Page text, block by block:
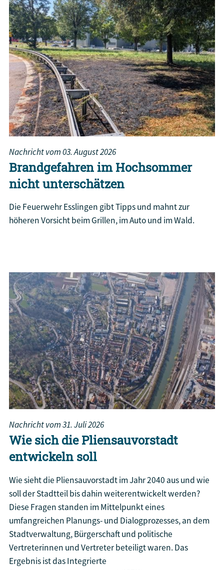
Nachricht vom03. August 2026
Brandgefahren im Hochsommer
nicht unterschätzen
Die Feuerwehr Esslingen gibt Tipps und mahnt zur
höheren Vorsicht beim Grillen, im Auto und im Wald.
Nachricht vom31. Juli 2026
Wie sich die Pliensauvorstadt
entwickeln soll
Wie sieht die Pliensauvorstadt im Jahr 2040 aus und wie
soll der Stadtteil bis dahin weiterentwickelt werden?
Diese Fragen standen im Mittelpunkt eines
umfangreichen Planungs- und Dialogprozesses, an dem
Stadtverwaltung, Bürgerschaft und politische
Vertreterinnen und Vertreter beteiligt waren. Das
Ergebnis ist das Integrierte